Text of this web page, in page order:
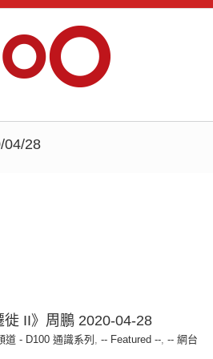
04/28
徙 II》周鵬 2020-04-28
道 - D100 通識系列 , -- Featured --, -- 網台